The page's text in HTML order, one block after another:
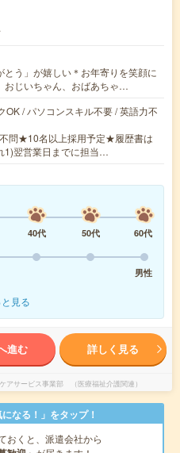
とう」が嬉しい＊お年寄りを笑顔に
おじいちゃん、おばあちゃ…
OK / パソコンスキル不要 / 英語力不
問★10名以上採用予定★履歴書は
1)翌営業日までに担当…
40代 50代
60代
男性
見る
進む 詳しく見る
アサービス事業部 （医療福祉介護関連）
なる！」をタップ！
おくと、派遣会社から